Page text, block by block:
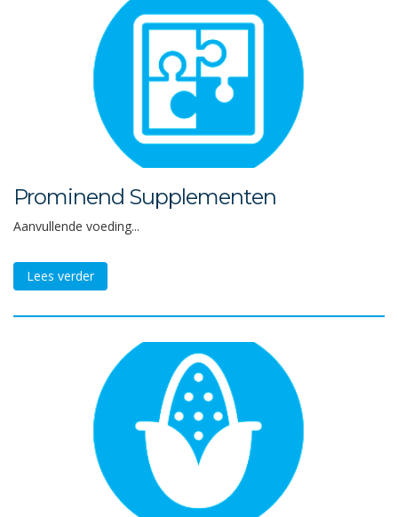
Prominend Supplementen
Aanvullende voeding...
Lees verder